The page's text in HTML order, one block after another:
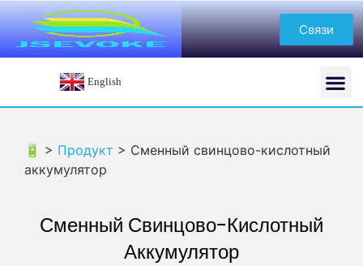
Связи
English
🔋 > Продукт > Сменный свинцово-кислотный
аккумулятор
Сменный Свинцово-Кислотный
Аккумулятор